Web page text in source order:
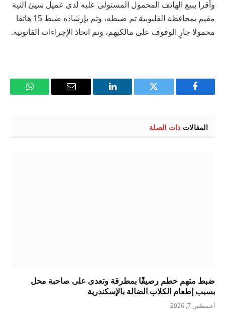
وأقرا ببيع الهاتف المحمول المستولى عليه لدى عميل سيئ النية
مقيم بمحافظة القليوبية تم ضبطه، وتم بإرشاده ضبط 15 هاتفا
محمولا جارٍ الوقوف على مالكيهم، وتم اتخاذ الإجراءات القانونية.
فيسبوك تويتر لينكدإن
البريد
واتساب
المقالات ذات الصلة
ضبط متهم حطم رصيفًا بمطرقة وتعدى على صاحبة محل
بسبب إطعام الكلاب الضالة بالإسكندرية
أغسطس 7, 2026